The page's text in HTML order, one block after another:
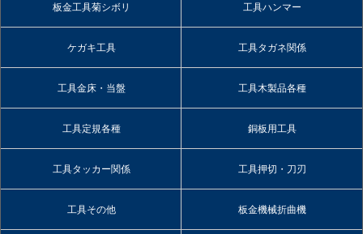
板金工具菊シボリ 工具ハンマー
ケガキ工具 工具タガネ関係
工具金床・当盤 工具木製品各種
工具定規各種 銅板用工具
工具タッカー関係 工具押切・刀刃
工具その他 板金機械折曲機